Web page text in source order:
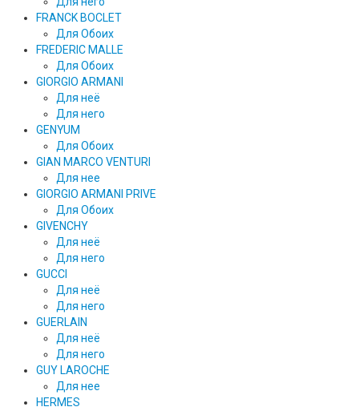
FRANCK BOCLET
Для Обоих
FREDERIC MALLE
Для Обоих
GIORGIO ARMANI
Для неё
Для него
GENYUM
Для Обоих
GIAN MARCO VENTURI
Для нее
GIORGIO ARMANI PRIVE
Для Обоих
GIVENCHY
Для неё
Для него
GUCCI
Для неё
Для него
GUERLAIN
Для неё
Для него
GUY LAROCHE
Для нее
HERMES